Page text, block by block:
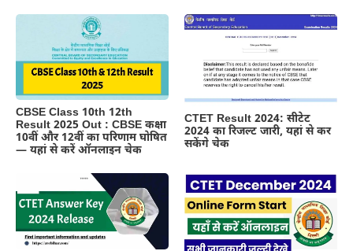
CBSE Class 10th 12th
Result 2025 Out : CBSE कक्षा
10वीं और 12वीं का परिणाम घोषित
— यहां से करें ऑनलाइन चेक
CTET Result 2024: सीटेट
2024 का रिजल्ट जारी, यहां से कर
सकेंगे चेक